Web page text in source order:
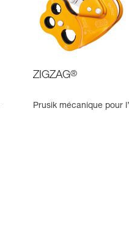
ZIGZAG®
Prusik mécanique pour